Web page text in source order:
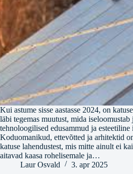
Kui astume sisse aastasse 2024, on
läbi tegemas muutust, mida
tehnoloogilised edusammud ja esteetiline
Koduomanikud, ettevõtted ja arhitektid
katuse lahendustest, mis mitte ainult ei
aitavad kaasa rohelisemale ja…
Laur Osvald
3. apr 2025